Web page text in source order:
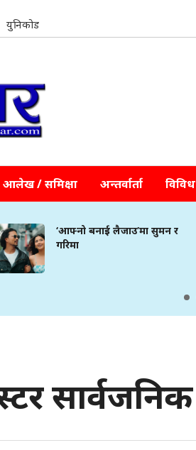
युनिकोड
आलेख / समिक्षा अन्तर्वार्ता विविध
‘आफ्नो बनाई लैजाउ’मा सुमन र
गरिमा
सार्वजनिक